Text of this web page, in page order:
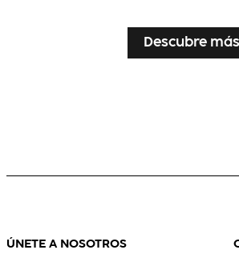
...
Descubre más
ÚNETE A NOSOTROS